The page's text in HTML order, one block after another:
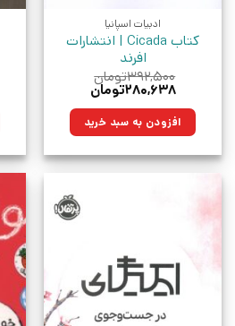
ادبیات اسپانیا
کتاب Cicada | انتشارات
افرند
۳۹۲,۵۰۰تومان
قیمت
۳۹۲,۵۰۰تومان
بود.
۲۸۰,۶۳۸تومان
۲۸۰,۶۳۸تومان.افزودن به سبد خرید